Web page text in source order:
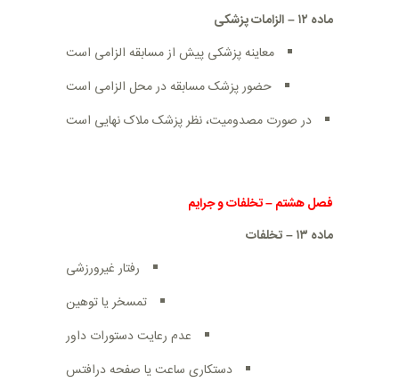
ماده ۱۲–الزامات پزشکی
معاینه پزشکی پیش از مسابقه الزامی است
حضور پزشک مسابقه در محل الزامی است
در صورت مصدومیت، نظر پزشک ملاک نهایی است
فصل هشتم–تخلفات و جرایم
ماده ۱۳–تخلفات
رفتار غیرورزشی
تمسخر یا توهین
عدم رعایت دستورات داور
دستکاری ساعت یا صفحه درافتس